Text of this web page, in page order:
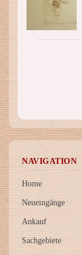
NAVIGATION
Home
Neueingänge
Ankauf
Sachgebiete